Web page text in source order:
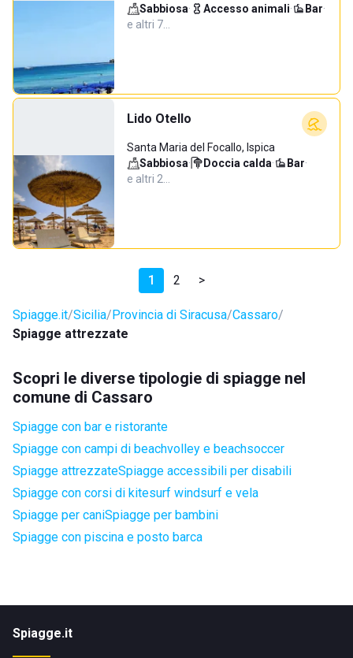
Sabbiosa· Accesso animali· Bar·
e altri 7…
Lido Otello
Santa Maria del Focallo, Ispica
Sabbiosa· Doccia calda· Bar·
e altri 2…
1 2 >
Spiagge.it Sicilia Provincia di Siracusa Cassaro
Spiagge attrezzate
Scopri le diverse tipologie di spiagge nel
comune di Cassaro
Spiagge con bar e ristorante
Spiagge con campi di beachvolley e beachsoccer
Spiagge attrezzateSpiagge accessibili per disabili
Spiagge con corsi di kitesurf windsurf e vela
Spiagge per caniSpiagge per bambini
Spiagge con piscina e posto barca
Spiagge.it